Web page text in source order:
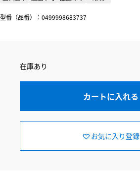
型番（品番）：0499998683737
在庫あり
カートに入れる
お気に入り登録